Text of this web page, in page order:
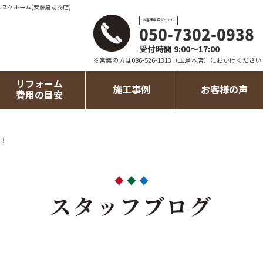
スケホーム(安藤嘉助商店)
お客様専用ダイヤル
050-7302-0938
受付時間 9:00～17:00
※営業の方は086-526-1313（玉島本店）におかけください
リフォーム
費用の目安
施工事例 お客様の声
スタッフブログ